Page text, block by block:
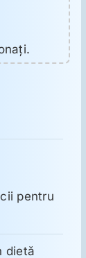
pentru
dietă